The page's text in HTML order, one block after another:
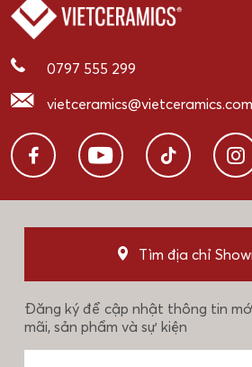
0797 555 299
Tìm địa chỉ
Đăng ký để cập nhật thông tin
mãi, sản phẩm và sự kiện